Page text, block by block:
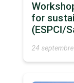
for
(ESPCI/
24